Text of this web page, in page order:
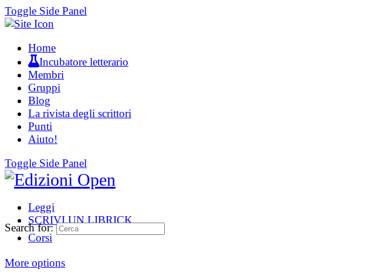
Toggle Side Panel
Home
Incubatore letterario
Membri
Gruppi
Blog
La rivista degli scrittori
Punti
Aiuto!
Toggle Side Panel
Leggi
SCRIVI UN LIBRICK
Corsi
More options
Search for: